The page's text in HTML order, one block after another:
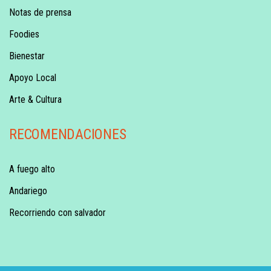
Notas de prensa
Foodies
Bienestar
Apoyo Local
Arte & Cultura
RECOMENDACIONES
A fuego alto
Andariego
Recorriendo con salvador